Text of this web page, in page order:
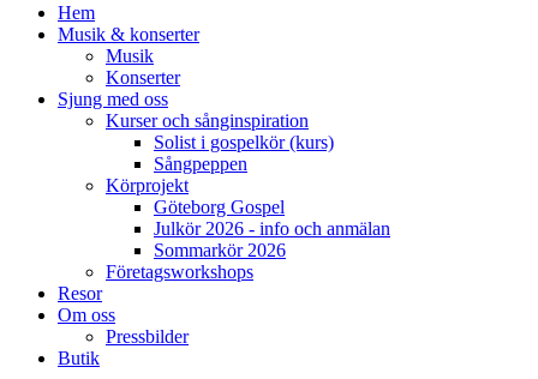
Hem
Musik & konserter
Musik
Konserter
Sjung med oss
Kurser och sånginspiration
Solist i gospelkör (kurs)
Sångpeppen
Körprojekt
Göteborg Gospel
Julkör 2026 - info och anmälan
Sommarkör 2026
Företagsworkshops
Resor
Om oss
Pressbilder
Butik